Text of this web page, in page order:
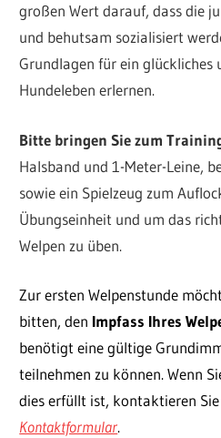
großen Wert darauf, dass die
und behutsam sozialisiert
Grundlagen für ein glückliches
Hundeleben erlernen.
Bitte bringen Sie zum
Halsband und 1-Meter-Leine,
sowie ein Spielzeug zum
Übungseinheit und um das
Welpen zu üben.
Zur ersten Welpenstunde
bitten, den Impfass Ihres
benötigt eine gültige
teilnehmen zu können. Wenn
dies erfüllt ist, kontaktieren
Kontaktformular.